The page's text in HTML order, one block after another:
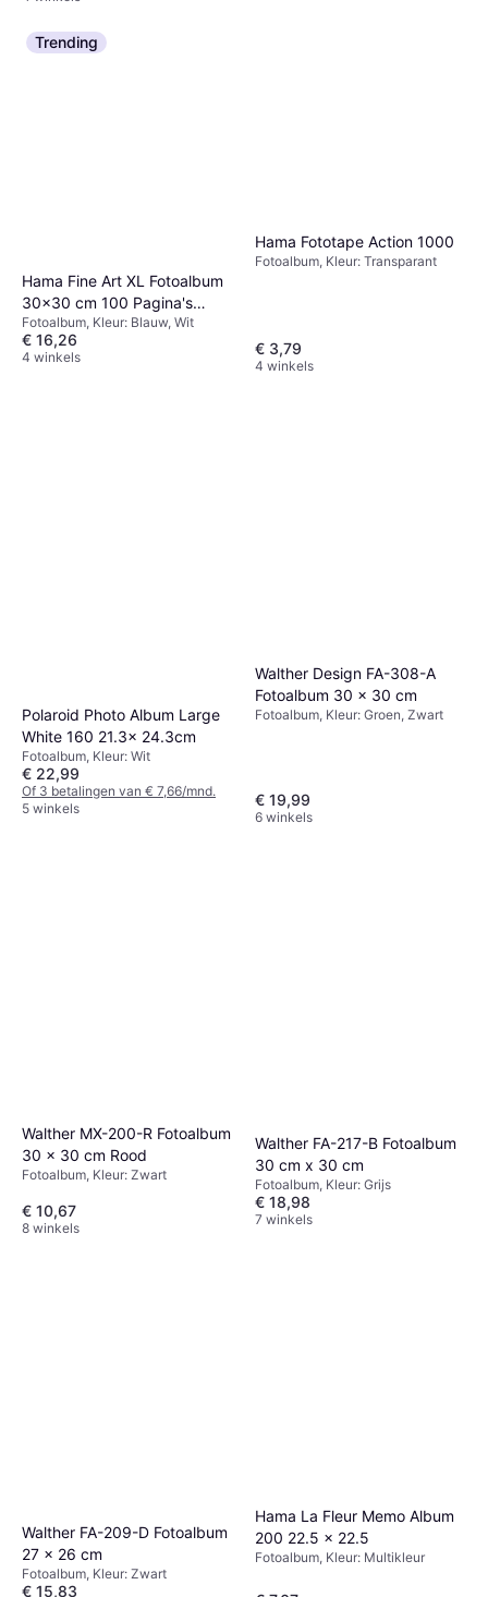
Trending
Hama Fine Art XL Fotoalbum
30x30 cm 100 Pagina's
Blauw
Fotoalbum, Kleur: Blauw, Wit
€ 16,26
4 winkels
Hama Fototape Action 1000
Fotoalbum, Kleur: Transparant
€ 3,79
4 winkels
Polaroid Photo Album Large
White 160 21.3x 24.3cm
Fotoalbum, Kleur: Wit
€ 22,99
Of 3 betalingen van € 7,66/mnd.
5 winkels
Walther Design FA-308-A
Fotoalbum 30 x 30 cm
Fotoalbum, Kleur: Groen, Zwart
€ 19,99
6 winkels
Walther MX-200-R Fotoalbum
30 x 30 cm Rood
Fotoalbum, Kleur: Zwart
€ 10,67
8 winkels
Walther FA-217-B Fotoalbum
30 cm x 30 cm
Fotoalbum, Kleur: Grijs
€ 18,98
7 winkels
Walther FA-209-D Fotoalbum
27 x 26 cm
Fotoalbum, Kleur: Zwart
€ 15,83
Hama La Fleur Memo Album
200 22.5 x 22.5
Fotoalbum, Kleur: Multikleur